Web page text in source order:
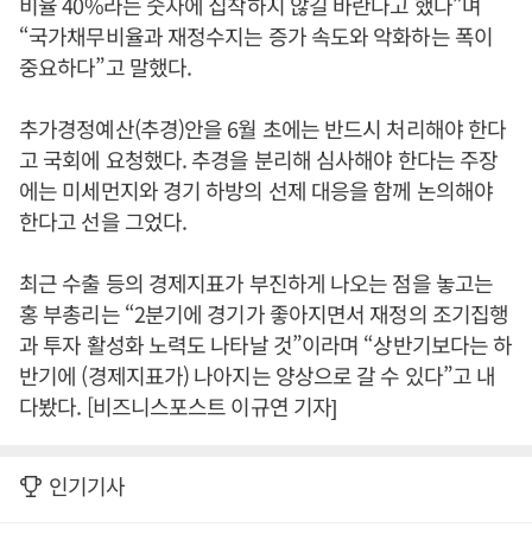
“국가채무비율과 재정수지는 증가 속도와 악화하는 폭이
중요하다”고 말했다.
추가경정예산(추경)안을 6월 초에는 반드시 처리해야 한다
고 국회에 요청했다. 추경을 분리해 심사해야 한다는 주장
에는 미세먼지와 경기 하방의 선제 대응을 함께 논의해야
한다고 선을 그었다.
최근 수출 등의 경제지표가 부진하게 나오는 점을 놓고는
홍 부총리는 “2분기에 경기가 좋아지면서 재정의 조기집행
과 투자 활성화 노력도 나타날 것”이라며 “상반기보다는 하
반기에 (경제지표가) 나아지는 양상으로 갈 수 있다”고 내
다봤다. [비즈니스포스트 이규연 기자]
인기기사